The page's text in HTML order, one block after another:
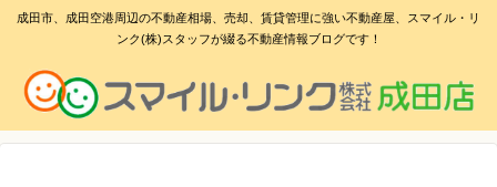
成田市、成田空港周辺の不動産相場、売却、賃貸管理に強い不動産屋、スマイル・リ
ンク(株)スタッフが綴る不動産情報ブログです！